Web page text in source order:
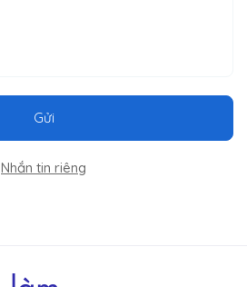
Gửi
Nhắn tin riêng